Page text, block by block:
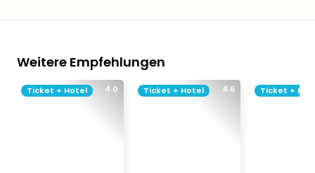
Weitere Empfehlungen
4.0
Ticket + Hotel 4.6
Ticket + Hotel Ticket +